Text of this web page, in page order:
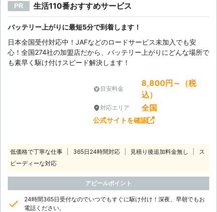
PR 生活110番おすすめサービス
バッテリー上がりに最短5分で到着します！
日本全国受付対応中！JAFなどのロードサービス未加入でも安
心！全国274社の加盟店だから、バッテリー上がりにどんな場所で
も素早く駆け付けスピード解決します！
目安料金
8,800円～（税
込）
対応エリア 全国
公式サイトを確認
低価格で丁寧な仕事 365日24時間対応 見積り後追加料金無し
ス
ピーディーな対応
アピールポイント
24時間365日受付なのでいつでもすぐに駆け付け！深夜、早朝でもお
電話ください。